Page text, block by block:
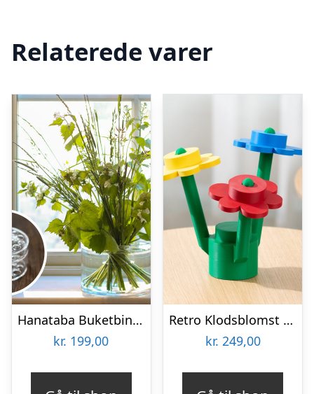
Relaterede varer
Hanataba Buketbinder
kr. 199,00
Retro Klodsblomst – Stor
kr. 249,00